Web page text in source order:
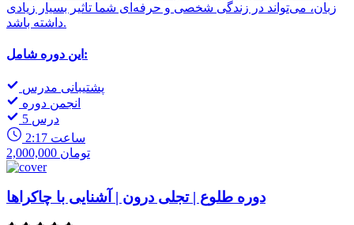
زبان، می‌تواند در زندگی شخصی و حرفه‌ای شما تاثیر بسیار زیادی
داشته باشد.
این دوره شامل:
پشتیبانی مدرس
انجمن دوره
5 درس
2:17 ساعت
2,000,000 تومان
دوره طلوع | تجلی درون | آشنایی با چاکراها